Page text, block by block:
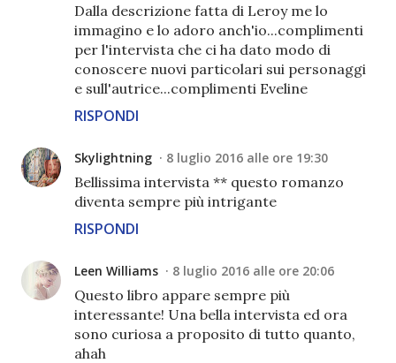
Dalla descrizione fatta di Leroy me lo
immagino e lo adoro anch'io...complimenti
per l'intervista che ci ha dato modo di
conoscere nuovi particolari sui personaggi
e sull'autrice...complimenti Eveline
RISPONDI
Skylightning 8 luglio 2016 alle ore 19:30
Bellissima intervista ** questo romanzo
diventa sempre più intrigante
RISPONDI
Leen Williams 8 luglio 2016 alle ore 20:06
Questo libro appare sempre più
interessante! Una bella intervista ed ora
sono curiosa a proposito di tutto quanto,
ahah